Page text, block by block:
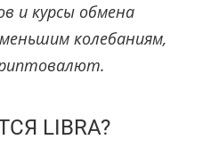
и курсы обмена
колебаниям,
LIBRA?